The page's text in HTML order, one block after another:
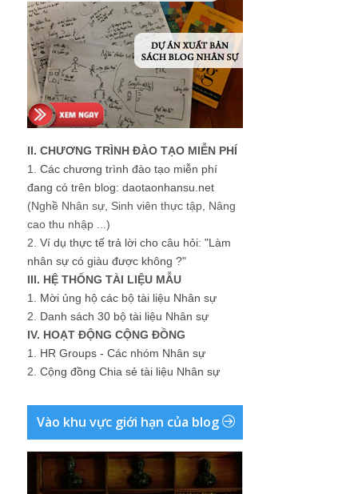
II. CHƯƠNG TRÌNH ĐÀO TẠO MIỄN PHÍ
1. Các chương trình đào tạo miễn phí
đang có trên blog: daotaonhansu.net
(Nghề Nhân sự, Sinh viên thực tập, Nâng
cao thu nhập ...)
2. Ví dụ thực tế trả lời cho câu hỏi: "Làm
nhân sự có giàu được không ?"
III. HỆ THỐNG TÀI LIỆU MẪU
1. Mời ủng hộ các bộ tài liệu Nhân sự
2. Danh sách 30 bộ tài liệu Nhân sự
IV. HOẠT ĐỘNG CỘNG ĐỒNG
1. HR Groups - Các nhóm Nhân sự
2. Cộng đồng Chia sẻ tài liệu Nhân sự
Vào khu vực giới hạn của blog